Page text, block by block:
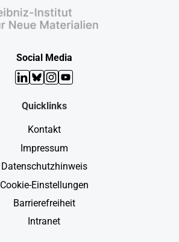
Social Media
LinkedIn
Bluesky
Instagram
YouTube
Quicklinks
Kontakt
Impressum
Datenschutzhinweis
Cookie-Einstellungen
Barrierefreiheit
Intranet